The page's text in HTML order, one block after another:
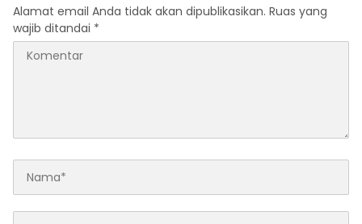
Alamat email Anda tidak akan dipublikasikan. Ruas yang
wajib ditandai *